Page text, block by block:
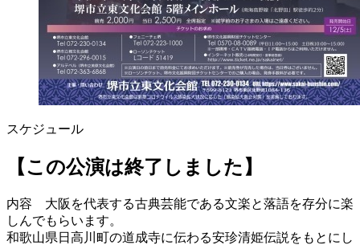
スケジュール
【この公演は終了しました】
内容 大阪を代表する古典芸能である文楽と落語を存分に楽
しんでもらいます。
和歌山県日高川町の道成寺に伝わる安珍清姫伝説をもとにし